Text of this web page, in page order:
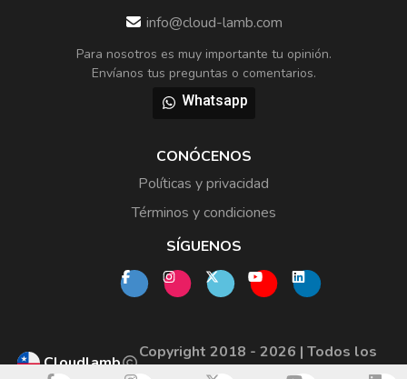
info@cloud-lamb.com
Para nosotros es muy importante tu opinión.
Envíanos tus preguntas o comentarios.
Whatsapp
CONÓCENOS
Políticas y privacidad
Términos y condiciones
SÍGUENOS
Cloudlamb
Copyright 2018 - 2026 | Todos los
derechos reservados.